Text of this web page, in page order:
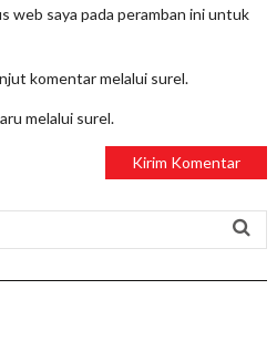
web saya pada peramban ini untuk
komentar melalui surel.
melalui surel.